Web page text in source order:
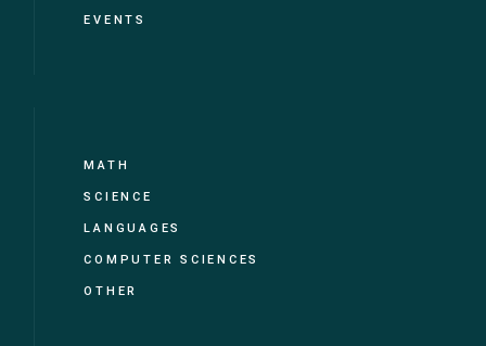
EVENTS
MATH
SCIENCE
LANGUAGES
COMPUTER SCIENCES
OTHER